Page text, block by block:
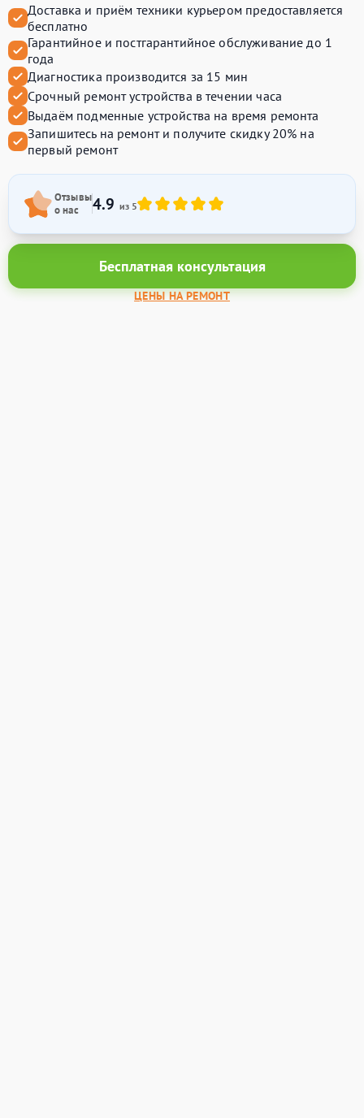
Доставка и приём техники курьером предоставляется
бесплатно
Гарантийное и постгарантийное обслуживание до 1
года
Диагностика производится за 15 мин
Срочный ремонт устройства в течении часа
Выдаём подменные устройства на время ремонта
Запишитесь на ремонт и получите скидку 20% на
первый ремонт
Отзывы
о нас
4.9 из 5
Бесплатная консультация
ЦЕНЫ НА РЕМОНТ